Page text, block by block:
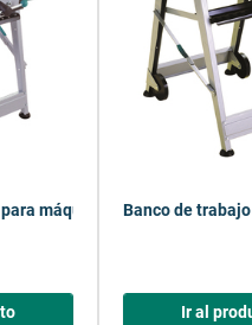
máquinas MASTER cut
Banco de
Ir al